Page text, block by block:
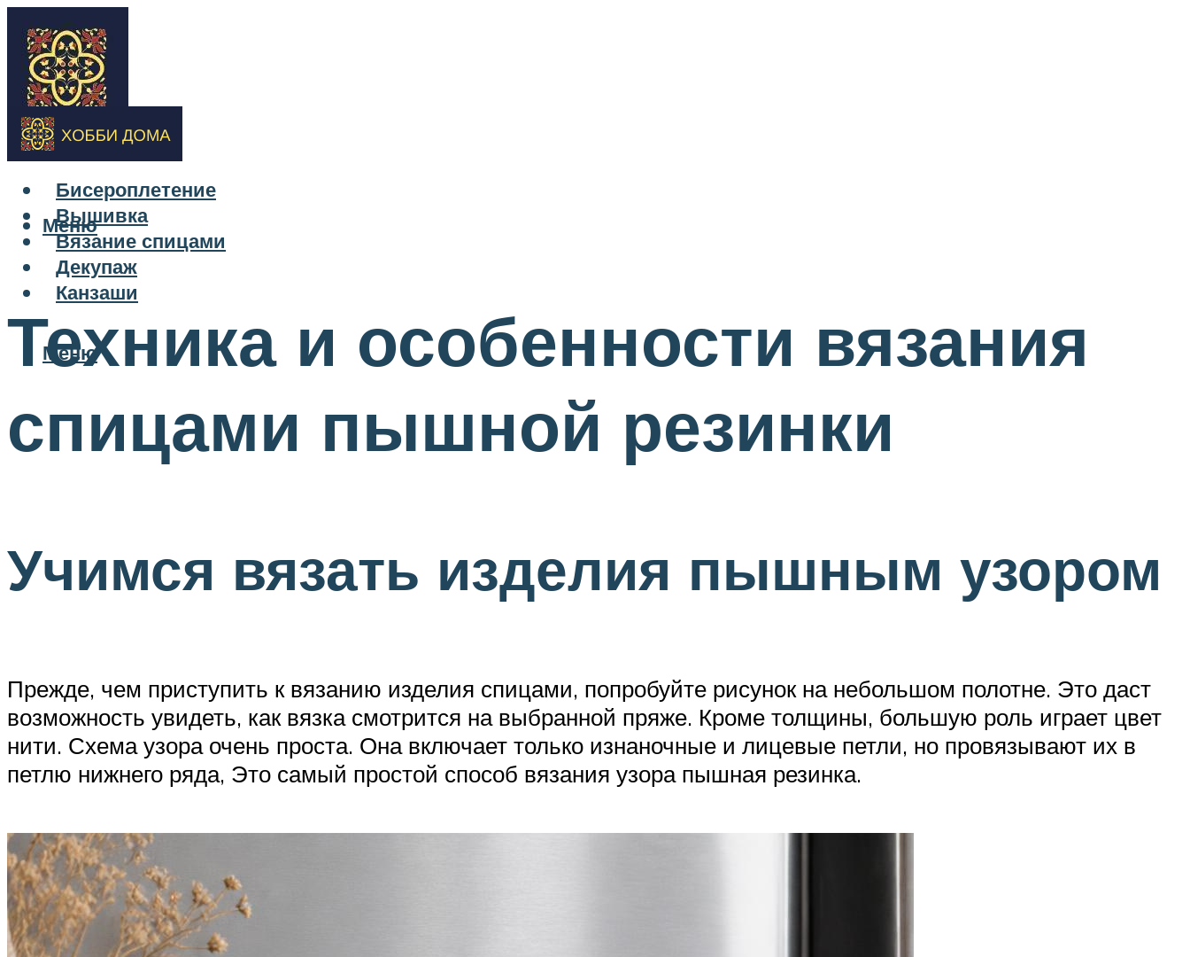
Бисероплетение
Вышивка
Вязание спицами
Декупаж
Канзаши
Меню
Меню
Техника и особенности вязания
спицами пышной резинки
Учимся вязать изделия пышным узором
Прежде, чем приступить к вязанию изделия спицами, попробуйте рисунок на небольшом полотне. Это даст
возможность увидеть, как вязка смотрится на выбранной пряже. Кроме толщины, большую роль играет цвет
нити. Схема узора очень проста. Она включает только изнаночные и лицевые петли, но провязывают их в
петлю нижнего ряда, Это самый простой способ вязания узора пышная резинка.